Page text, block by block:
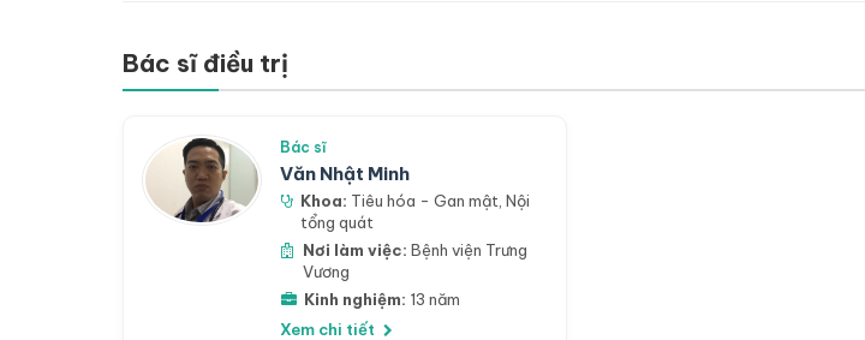
Bác sĩ điều trị
Bác sĩ
Văn Nhật Minh
Khoa: Tiêu hóa - Gan mật ,Nội
tổng quát
Nơi làm việc: Bệnh viện Trưng
Vương
Kinh nghiệm: 13 năm
Xem chi tiết